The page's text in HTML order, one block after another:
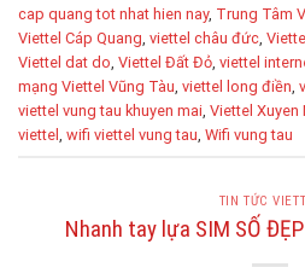
cap quang tot nhat hien nay, Trung Tâm
Viettel Cáp Quang viettel châu đức
Viettel dat do Viettel Đất Đỏ viettel
mạng Viettel Vũng Tàu viettel long điền
viettel vung tau khuyen mai Viettel Xuyen
viettel wifi viettel vung tau Wifi vung tau
TIN TỨC
Nhanh tay lựa SIM SỐ